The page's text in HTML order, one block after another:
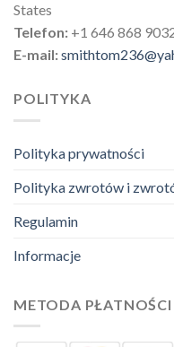
States
Telefon: +1 646 868
E-mail:
POLITYKA
Polityka prywatności
Polityka zwrotów i
Regulamin
Informacje
METODA PŁATNOŚCI